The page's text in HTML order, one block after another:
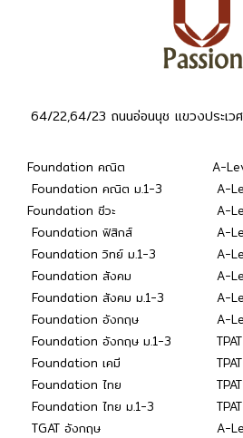
64/22,64/23 ถนนอ่อนนุช แขวงประเว
Foundation คณิต
Foundation คณิต ม.1-3
Foundation ชีวะ
Foundation ฟิสิกส์
Foundation วิทย์ ม.1-3
Foundation สังคม
Foundation สังคม ม.1-3
Foundation อังกฤษ
Foundation อังกฤษ ม.1-3
Foundation เคมี
Foundation ไทย
Foundation ไทย ม.1-3
TGAT อังกฤษ
A-
A-
A-
A-
A-
A-
A-
A-
A-